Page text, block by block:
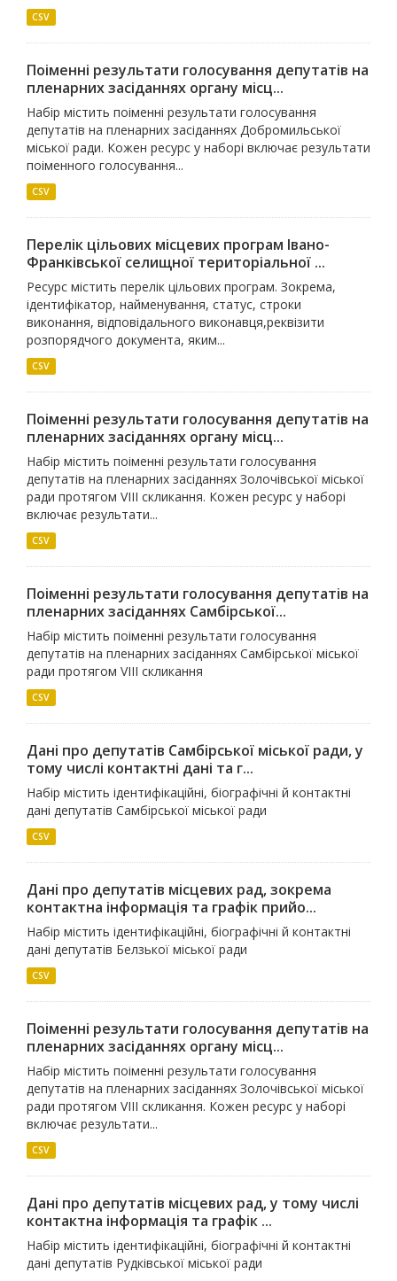
CSV
Поіменні результати голосування депутатів на
пленарних засіданнях органу місц...
Набір містить поіменні результати голосування
депутатів на пленарних засіданнях Добромильської
міської ради. Кожен ресурс у наборі включає результати
поіменного голосування...
CSV
Перелік цільових місцевих програм Івано-
Франківської селищної територіальної ...
Ресурс містить перелік цільових програм. Зокрема,
ідентифікатор, найменування, статус, строки
виконання, відповідального виконавця,реквізити
розпорядчого документа, яким...
CSV
Поіменні результати голосування депутатів на
пленарних засіданнях органу місц...
Набір містить поіменні результати голосування
депутатів на пленарних засіданнях Золочівської міської
ради протягом VIII скликання. Кожен ресурс у наборі
включає результати...
CSV
Поіменні результати голосування депутатів на
пленарних засіданнях Самбірської...
Набір містить поіменні результати голосування
депутатів на пленарних засіданнях Самбірської міської
ради протягом VІII скликання
CSV
Дані про депутатів Самбірської міської ради, у
тому числі контактні дані та г...
Набір містить ідентифікаційні, біографічні й контактні
дані депутатів Самбірської міської ради
CSV
Дані про депутатів місцевих рад, зокрема
контактна інформація та графік прийо...
Набір містить ідентифікаційні, біографічні й контактні
дані депутатів Белзької міської ради
CSV
Поіменні результати голосування депутатів на
пленарних засіданнях органу місц...
Набір містить поіменні результати голосування
депутатів на пленарних засіданнях Золочівської міської
ради протягом VIII скликання. Кожен ресурс у наборі
включає результати...
CSV
Дані про депутатів місцевих рад, у тому числі
контактна інформація та графік ...
Набір містить ідентифікаційні, біографічні й контактні
дані депутатів Рудківської міської ради